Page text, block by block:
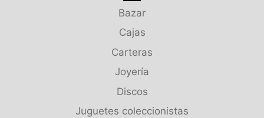
Bazar
Cajas
Carteras
Joyería
Discos
Juguetes coleccionistas